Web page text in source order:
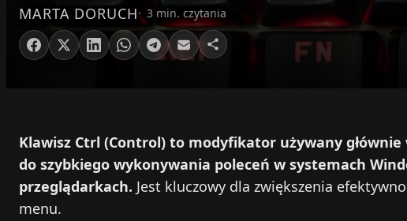
MARTA DORUCH 3 min. czytania
Klawisz Ctrl (Control) to modyfikator używany
do szybkiego wykonywania poleceń w systemach
przeglądarkach. Jest kluczowy dla zwiększenia
menu.